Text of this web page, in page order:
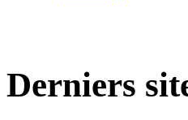
Derniers